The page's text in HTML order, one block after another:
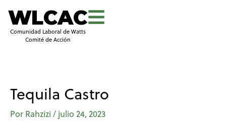
WLCAC
Comunidad Laboral de Watts
Comité de Acción
Tequila Castro
Por Rahzizi / julio 24, 2023